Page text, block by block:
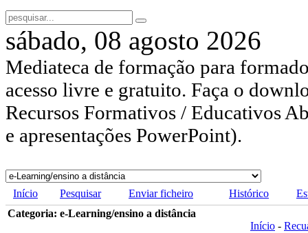
sábado, 08 agosto 2026
Mediateca de formação para
acesso livre e gratuito. Faça o
Recursos Formativos / Educativos
e apresentações PowerPoint).
Início Pesquisar Enviar ficheiro Histórico
Categoria: e-Learning/ensino a distância
Início -